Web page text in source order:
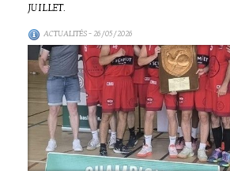
JUILLET.
ACTUALITÉS- 26/05/2026